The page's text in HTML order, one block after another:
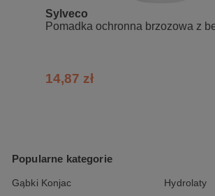
łatwa
Sylveco
Pomadka ochronna brzozowa z
14,87 zł
Popularne kategorie
Gąbki Konjac Hydrolaty